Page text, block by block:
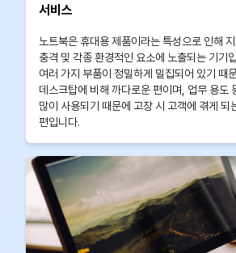
서비스
노트북은 휴대용 제품이라는 특성으로 인해
충격 및 각종 환경적인 요소에 노출되는 기기
여러 가지 부품이 정밀하게 밀집되어 있기 때
데스크탑에 비해 까다로운 편이며, 업무 용도
많이 사용되기 때문에 고장 시 고객에 겪게 되
편입니다.